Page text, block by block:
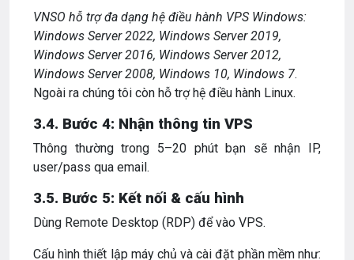
VNSO hỗ trợ đa dạng hệ điều hành VPS Windows:
Windows Server 2022, Windows Server 2019,
Windows Server 2016, Windows Server 2012,
Windows Server 2008, Windows 10, Windows 7.
Ngoài ra chúng tôi còn hỗ trợ hệ điều hành Linux.
3.4. Bước 4: Nhận thông tin VPS
Thông thường trong 5–20 phút bạn sẽ nhận IP,
user/pass qua email.
3.5. Bước 5: Kết nối & cấu hình
Dùng Remote Desktop (RDP) để vào VPS.
Cấu hình thiết lập máy chủ và cài đặt phần mềm như: